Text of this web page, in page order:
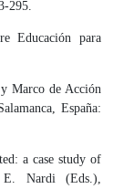
295.
Educación para
Marco de Acción
España:
a case study of
Nardi (Eds.),